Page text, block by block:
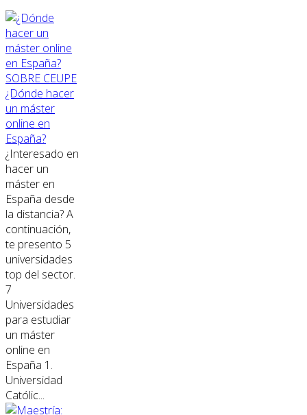
SOBRE CEUPE
¿Dónde hacer
un máster
online en
España?
¿Interesado en
hacer un
máster en
España desde
la distancia? A
continuación,
te presento 5
universidades
top del sector.
7
Universidades
para estudiar
un máster
online en
España 1.
Universidad
Católic...